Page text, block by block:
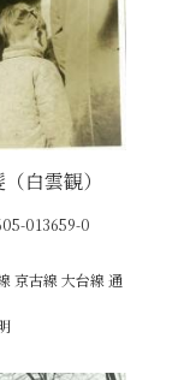
白雲観）
013659-0
京古線 大台線 通